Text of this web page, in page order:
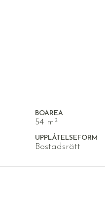
BOAREA
54 m²
UPPLÅTELSEFORM
Bostadsrätt